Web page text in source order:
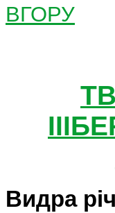
ВГОРУ
III
Видра